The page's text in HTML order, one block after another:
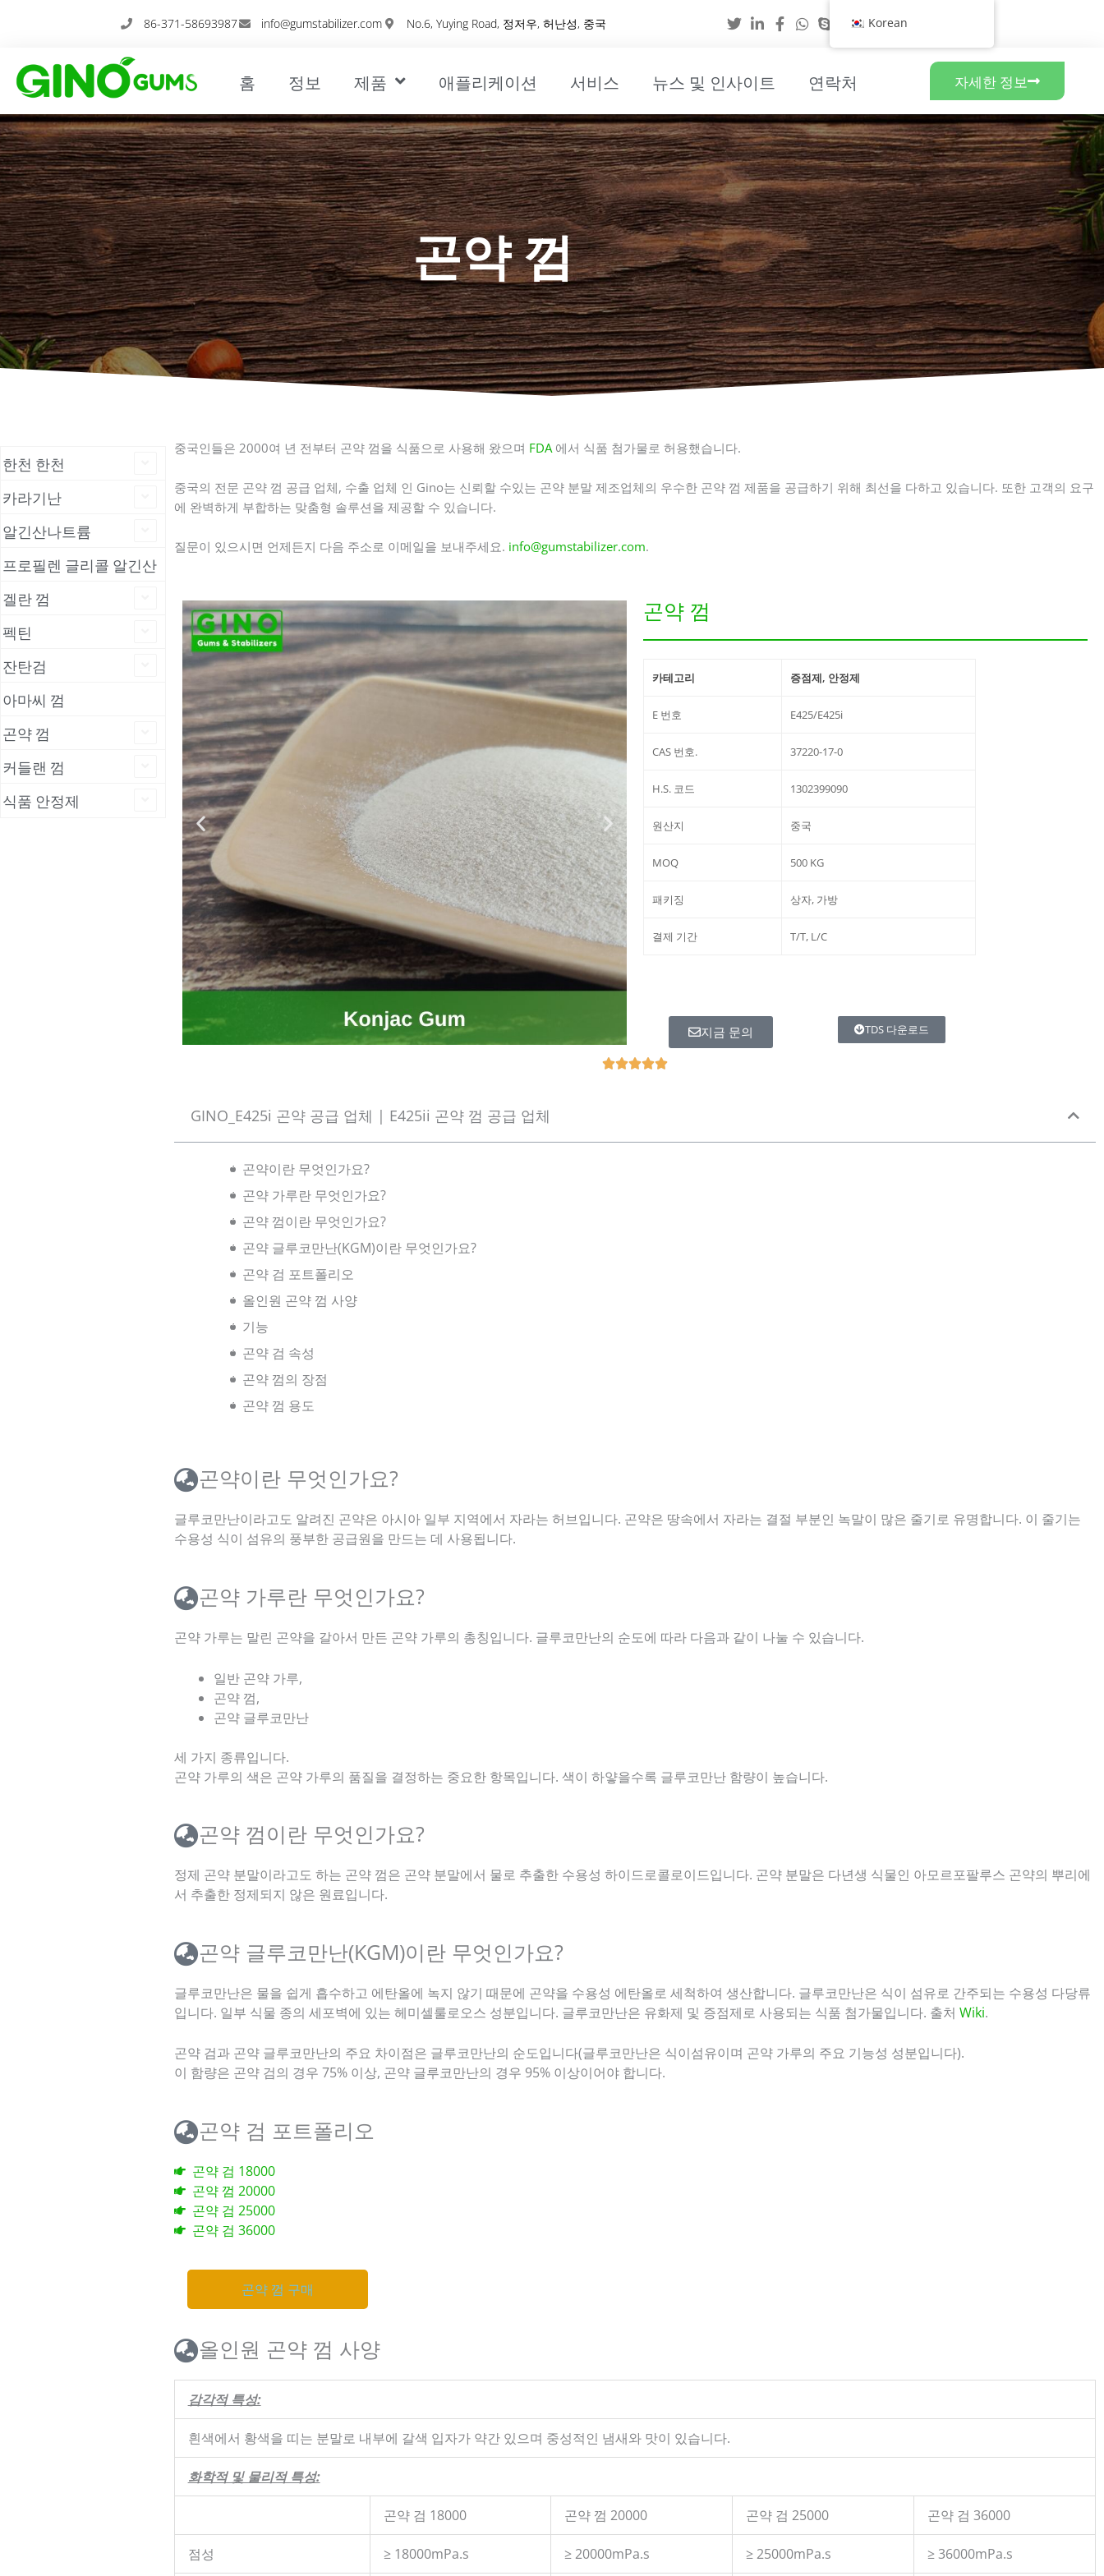
뛰
기
86-371-58693987 info@gumstabilizer.com No.6, Yuying Road, 정저우, 허난성, 중국
홈 정보 제품 애플리케이션 서비스 뉴스 및 인사이트 연락처 자세한 정보
곤약 껌
한천 한천
카라기난
알긴산나트륨
프로필렌 글리콜 알긴산
겔란 껌
펙틴
잔탄검
아마씨 껌
곤약 껌
커들랜 껌
식품 안정제
중국인들은 2000여 년 전부터 곤약 껌을 식품으로 사용해 왔으며 FDA에서 식품 첨가물로 허용했습니다.
중국의 전문 곤약 껌 공급 업체, 수출 업체 인 Gino는 신뢰할 수있는 곤약 분말 제조업체의 우수한 곤약 껌 제품을 공급하기 위해 최선을 다하고 있습니다. 또한 고객의 요구
에 완벽하게 부합하는 맞춤형 솔루션을 제공할 수 있습니다.
질문이 있으시면 언제든지 다음 주소로 이메일을 보내주세요. info@gumstabilizer.com.
곤약 껌
카테고리 증점제, 안정제
E 번호 E425/E425i
CAS 번호. 37220-17-0
H.S. 코드 1302399090
원산지 중국
MOQ 500 KG
패키징 상자, 가방
결제 기간 T/T, L/C
지금 문의 TDS 다운로드
R
d
GINO_E425i 곤약 공급 업체 | E425ii 곤약 껌 공급 업체
곤약이란 무엇인가요?
곤약 가루란 무엇인가요?
곤약 껌이란 무엇인가요?
곤약 글루코만난(KGM)이란 무엇인가요?
곤약 검 포트폴리오
올인원 곤약 껌 사양
기능
곤약 검 속성
곤약 껌의 장점
곤약 껌 용도
곤약이란 무엇인가요?
글루코만난이라고도 알려진 곤약은 아시아 일부 지역에서 자라는 허브입니다. 곤약은 땅속에서 자라는 결절 부분인 녹말이 많은 줄기로 유명합니다. 이 줄기는
수용성 식이 섬유의 풍부한 공급원을 만드는 데 사용됩니다.
곤약 가루란 무엇인가요?
곤약 가루는 말린 곤약을 갈아서 만든 곤약 가루의 총칭입니다. 글루코만난의 순도에 따라 다음과 같이 나눌 수 있습니다.
일반 곤약 가루,
곤약 껌,
곤약 글루코만난
세 가지 종류입니다.
곤약 가루의 색은 곤약 가루의 품질을 결정하는 중요한 항목입니다. 색이 하얗을수록 글루코만난 함량이 높습니다.
곤약 껌이란 무엇인가요?
정제 곤약 분말이라고도 하는 곤약 껌은 곤약 분말에서 물로 추출한 수용성 하이드로콜로이드입니다. 곤약 분말은 다년생 식물인 아모르포팔루스 곤약의 뿌리에
서 추출한 정제되지 않은 원료입니다.
곤약 글루코만난(KGM)이란 무엇인가요?
글루코만난은 물을 쉽게 흡수하고 에탄올에 녹지 않기 때문에 곤약을 수용성 에탄올로 세척하여 생산합니다. 글루코만난은 식이 섬유로 간주되는 수용성 다당류
입니다. 일부 식물 종의 세포벽에 있는 헤미셀룰로오스 성분입니다. 글루코만난은 유화제 및 증점제로 사용되는 식품 첨가물입니다. 출처 Wiki.
곤약 검과 곤약 글루코만난의 주요 차이점은 글루코만난의 순도입니다(글루코만난은 식이섬유이며 곤약 가루의 주요 기능성 성분입니다).
이 함량은 곤약 검의 경우 75% 이상, 곤약 글루코만난의 경우 95% 이상이어야 합니다.
곤약 검 포트폴리오
곤약 검 18000
곤약 껌 20000
곤약 검 25000
곤약 검 36000
곤약 껌 구매
곤약 껌 구매
올인원 곤약 껌 사양
감각적 특성:
흰색에서 황색을 띠는 분말로 내부에 갈색 입자가 약간 있으며 중성적인 냄새와 맛이 있습니다.
화학적 및 물리적 특성:
곤약 검 18000 곤약 껌 20000 곤약 검 25000 곤약 검 36000
점성 ≥ 18000mPa.s ≥ 20000mPa.s ≥ 25000mPa.s ≥ 36000mPa.s
Korean